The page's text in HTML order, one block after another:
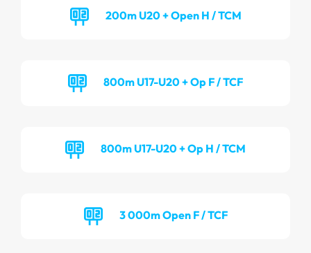
200m U20 + Open H / TCM
800m U17-U20 + Op F / TCF
800m U17-U20 + Op H / TCM
3 000m Open F / TCF